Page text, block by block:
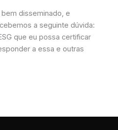
disseminado, e
a seguinte dúvida:
que eu possa certificar
a essa e outras